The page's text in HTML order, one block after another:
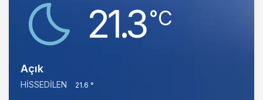
21.3‎°C
Açık
HISSEDILEN 21.6 °